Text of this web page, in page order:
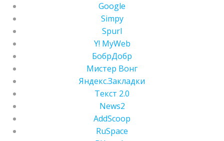
Google
Simpy
Spurl
Y! MyWeb
БобрДобр
Мистер Вонг
Яндекс.Закладки
Текст 2.0
News2
AddScoop
RuSpace